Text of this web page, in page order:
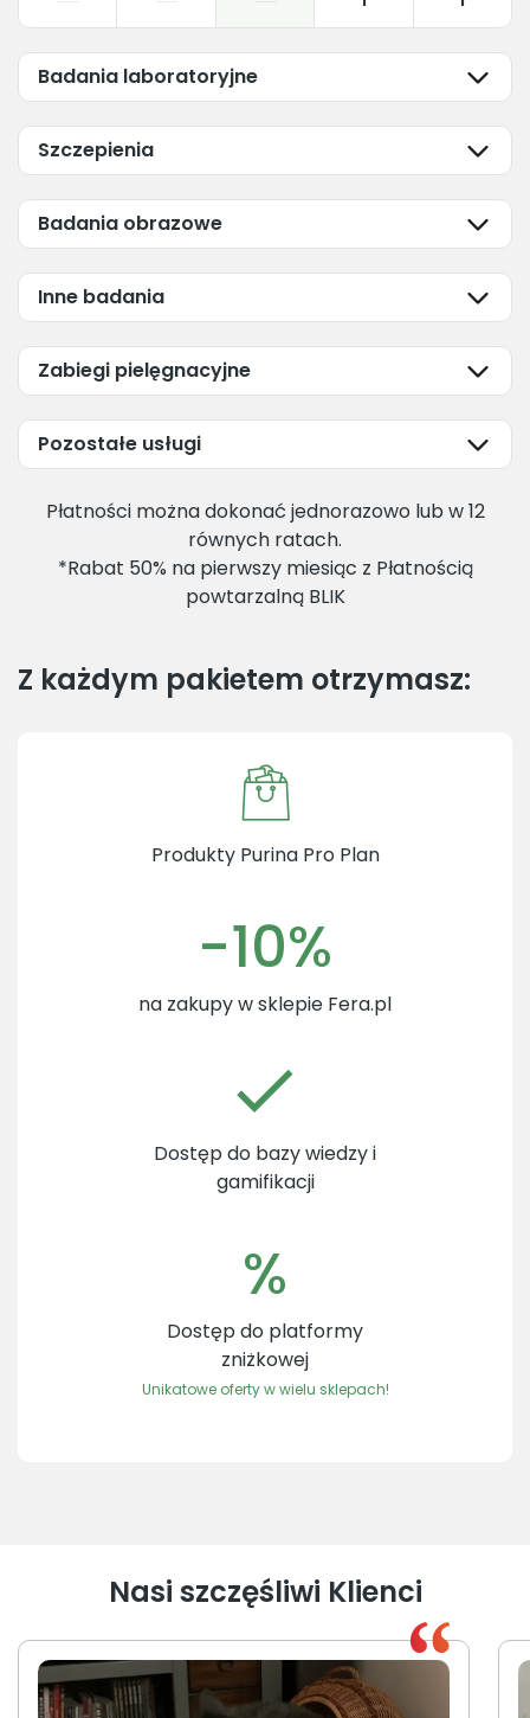
Badania laboratoryjne
Szczepienia
Badania obrazowe
Inne badania
Zabiegi pielęgnacyjne
Pozostałe usługi
Płatności można dokonać jednorazowo lub w 12
równych ratach.
*Rabat 50% na pierwszy miesiąc z Płatnością
powtarzalną BLIK
Z każdym pakietem otrzymasz:
Produkty Purina Pro Plan
-10%
na zakupy w sklepie Fera.pl
Dostęp do bazy wiedzy i
gamifikacji
%
Dostęp do platformy
zniżkowej
Unikatowe oferty w wielu sklepach!
Nasi szczęśliwi Klienci